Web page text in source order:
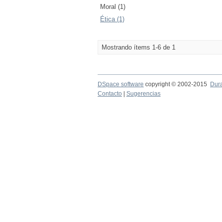
Moral (1)
Ética (1)
Mostrando ítems 1-6 de 1
DSpace software copyright © 2002-2015
Contacto
Sugerencias